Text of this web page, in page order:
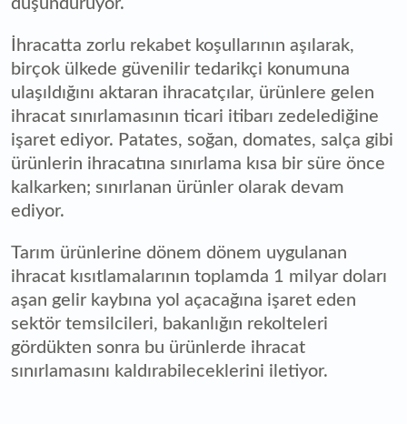
İhracatta zorlu rekabet koşullarının aşılarak,
birçok ülkede güvenilir tedarikçi konumuna
ulaşıldığını aktaran ihracatçılar, ürünlere gelen
ihracat sınırlamasının ticari itibarı zedelediğine
işaret ediyor. Patates, soğan, domates, salça gibi
ürünlerin ihracatına sınırlama kısa bir süre önce
kalkarken; sınırlanan ürünler olarak devam
ediyor.
Tarım ürünlerine dönem dönem uygulanan
ihracat kısıtlamalarının toplamda 1 milyar doları
aşan gelir kaybına yol açacağına işaret eden
sektör temsilcileri, bakanlığın rekolteleri
gördükten sonra bu ürünlerde ihracat
sınırlamasını kaldırabileceklerini iletiyor.